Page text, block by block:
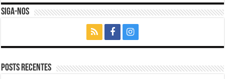
SIGA-NOS
Posts recentes